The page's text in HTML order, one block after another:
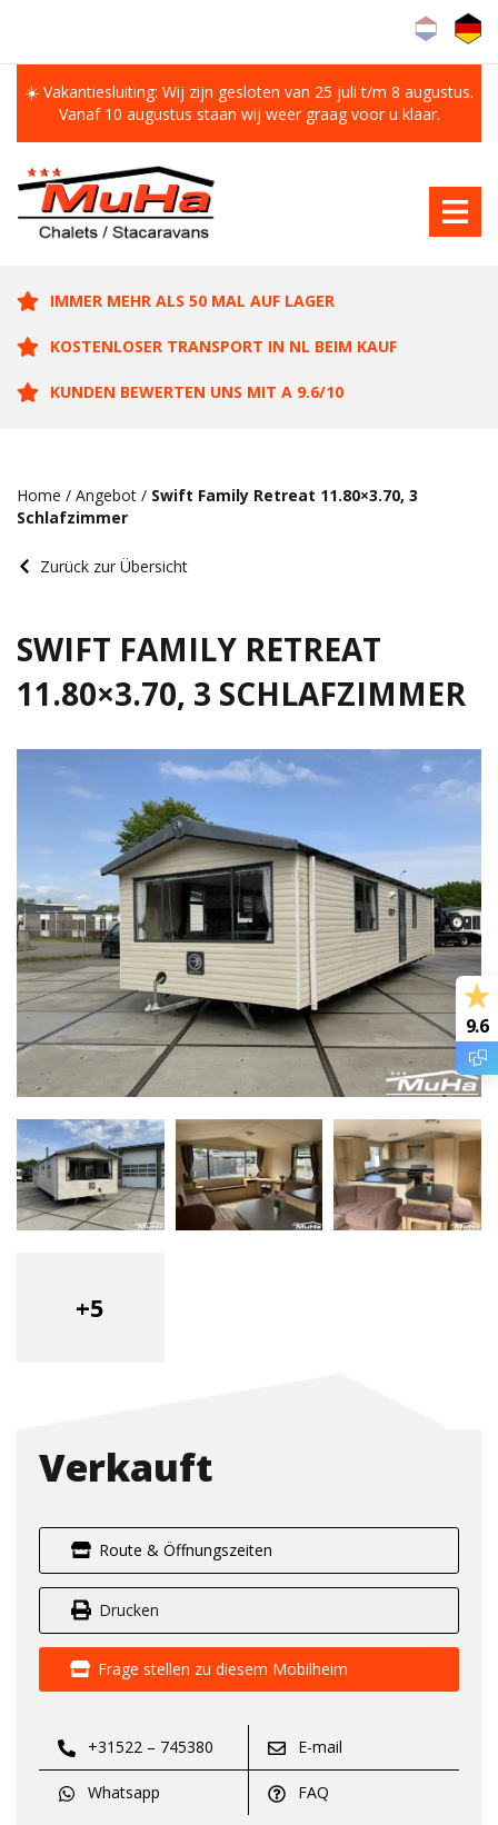
☀️ Vakantiesluiting: Wij zijn gesloten van 25 juli t/m 8 augustus.
Vanaf 10 augustus staan wij weer graag voor u klaar.
IMMER MEHR ALS 50 MAL AUF LAGER
KOSTENLOSER TRANSPORT IN NL BEIM KAUF
KUNDEN BEWERTEN UNS MIT A 9.6/10
Home / Angebot / Swift Family Retreat 11.80×3.70, 3
Schlafzimmer
Zurück zur Übersicht
SWIFT FAMILY RETREAT
11.80×3.70, 3 SCHLAFZIMMER
+5
Verkauft
Route & Öffnungszeiten
Drucken
Frage stellen zu diesem Mobilheim
+31522 – 745380 E-mail
Whatsapp FAQ
9.6